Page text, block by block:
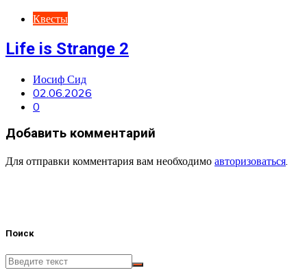
Квесты
Life is Strange 2
Иосиф Сид
02.06.2026
0
Добавить комментарий
Для отправки комментария вам необходимо авторизоваться.
Поиск